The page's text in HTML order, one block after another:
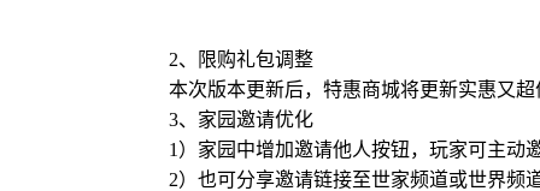
2、限购礼包调整
本次版本更新后，特惠商城将更新实惠又
3、家园邀请优化
1）家园中增加邀请他人按钮，玩家可主动
2）也可分享邀请链接至世家频道或世界频